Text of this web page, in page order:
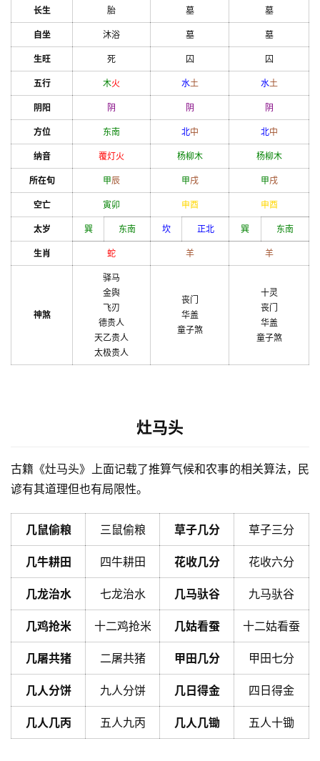
长生 胎 墓 墓
自坐 沐浴 墓 墓
生旺 死 囚 囚
五行 木火 水土 水土
阴阳 阴 阴 阴
方位 东南 北中 北中
纳音 覆灯火 杨柳木 杨柳木
所在旬 甲辰 甲戌 甲戌
空亡 寅卯 申酉 申酉
太岁 巽 东南 坎 正北 巽 东南
生肖 蛇 羊 羊
神煞
驿马
金舆
飞刃
德贵人
天乙贵人
太极贵人
丧门
华盖
童子煞
十灵
丧门
华盖
童子煞
灶马头
古籍《灶马头》上面记载了推算气候和农事的相关算法，民
谚有其道理但也有局限性。
几鼠偷粮 三鼠偷粮 草子几分 草子三分
几牛耕田 四牛耕田 花收几分 花收六分
几龙治水 七龙治水 几马驮谷 九马驮谷
几鸡抢米 十二鸡抢米 几姑看蚕 十二姑看蚕
几屠共猪 二屠共猪 甲田几分 甲田七分
几人分饼 九人分饼 几日得金 四日得金
几人几丙 五人九丙 几人几锄 五人十锄